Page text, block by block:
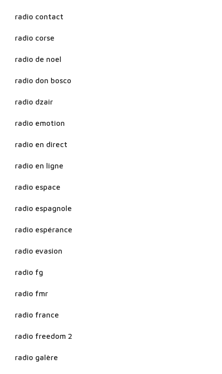
radio contact
radio corse
radio de noel
radio don bosco
radio dzair
radio emotion
radio en direct
radio en ligne
radio espace
radio espagnole
radio espérance
radio evasion
radio fg
radio fmr
radio france
radio freedom 2
radio galère